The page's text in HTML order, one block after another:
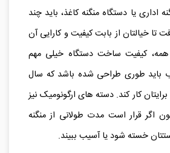
اداری یا دستگاه منگنه کاغذ، باید چند
تا خیالتان از بابت کیفیت و کارایی آن
کیفیت ساخت دستگاه خیلی مهم
باید طوری طراحی شده باشد که سال‌
کار کند. دسته‌ های ارگونومیک نیز
اگر قرار است مدت طولانی از منگنه
خسته شود یا آسیب ببیند.